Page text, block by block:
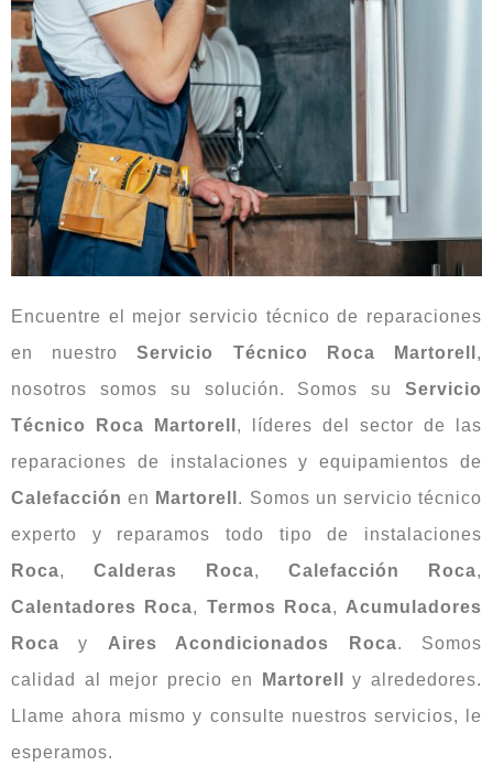
Encuentre el mejor servicio técnico de reparaciones
en nuestroServicio Técnico Roca Martorell ,
nosotros somos su solución. Somos su Servicio
Técnico Roca Martorell , líderes del sector de las
reparaciones de instalaciones y equipamientos de
Calefacción en Martorell . Somos un servicio técnico
experto y reparamos todo tipo de instalaciones
Roca, Calderas Roca, Calefacción Roca,
Calentadores Roca, Termos Roca, Acumuladores
Roca y Aires Acondicionados Roca. Somos
calidad al mejor precio en
Martorell
y alrededores.
Llame ahora mismo y consulte nuestros servicios, le
esperamos.